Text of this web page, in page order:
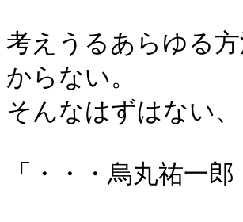
考えうるあらゆる
からない。
そんなはずはない
「・・・烏丸祐一郎